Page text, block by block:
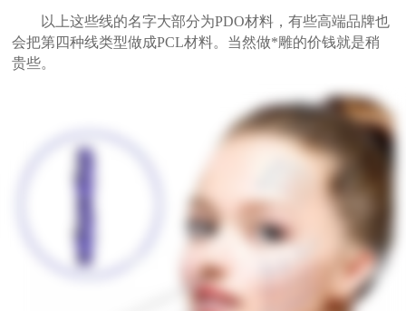
以上这些线的名字大部分为PDO材料，有些高端品牌也
会把第四种线类型做成PCL材料。当然做*雕的价钱就是稍
贵些。